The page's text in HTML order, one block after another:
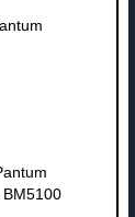
BM5100